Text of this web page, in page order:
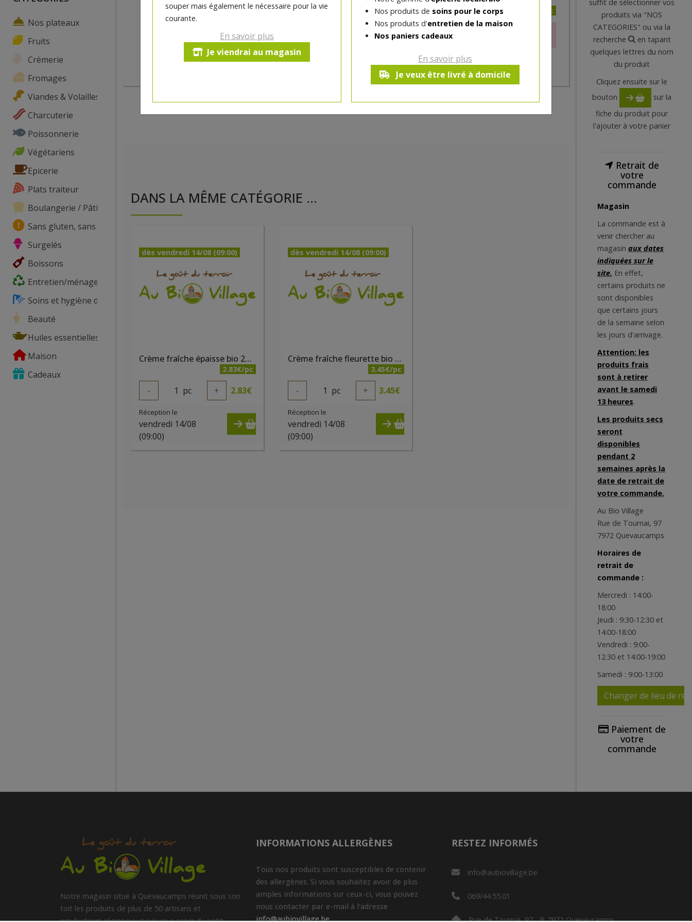
Nos plateaux
Fruits
Crèmerie
Fromages
Viandes & Volailles
Charcuterie
Poissonnerie
Végétariens
Epicerie
Plats traiteur
Boulangerie / Pâtisserie
Sans gluten, sans lactose, ...
Surgelés
Boissons
Entretien/ménage
Soins et hygiène du corps
Beauté
Huiles essentielles
Maison
Cadeaux
souper mais également le nécessaire pour la vie
courante.
En savoir plus
Je viendrai au magasin
Nos produits de soins pour le corps
Nos produits d'entretien de la maison
Nos paniers cadeaux
En savoir plus
Je veux être livré à domicile
3.58€/pc
Ce produit est indisponible pour le moment.
DANS LA MÊME CATÉGORIE ...
dès vendredi 14/08 (09:00)
Crème fraîche épaisse bio 20cl Grandeur Nature
2.83€/pc
- 1 pc + 2.83€
Réception le
vendredi 14/08
(09:00)
dès vendredi 14/08 (09:00)
Crème fraîche fleurette bio 25cl Grandeur Nature
3.45€/pc
- 1 pc + 3.45€
Réception le
vendredi 14/08
(09:00)
suffit de sélectionner vos
produits via "NOS
CATEGORIES" ou via la
recherche
en tapant
quelques lettres du nom
du produit
Cliquez ensuite sur le
bouton
sur la
fiche du produit pour
l'ajouter à votre panier
Retrait de
votre
commande
Magasin
La commande est à
venir chercher au
magasin aux dates
indiquées sur le
site. En effet,
certains produits ne
sont disponibles
que certains jours
de la semaine selon
les jours d'arrivage.
Attention: les
produits frais
sont à retirer
avant le samedi
13 heures.
Les produits secs
seront
disponibles
pendant 2
semaines après la
date de retrait de
votre commande.
Au Bio Village
Rue de Tournai, 97
7972 Quevaucamps
Horaires de
retrait de
commande :
Mercredi : 14:00-
18:00
Jeudi : 9:30-12:30 et
14:00-18:00
Vendredi : 9:00-
12:30 et 14:00-19:00
Samedi : 9:00-13:00
Changer de lieu de
Paiement de
votre
commande
de la réception de
Notre magasin situé à Quevaucamps réunit sous son
toit les produits de plus de 50 artisans et
INFORMATIONS ALLERGÈNES
Tous nos produits sont susceptibles de contenir
des allergènes. Si vous souhaitez avoir de plus
amples informations sur ceux-ci, vous pouvez
nous contacter par e-mail à l'adresse
info@aubiovillage.be
RESTEZ INFORMÉS
info@aubiovillage.be
069/44.55.01
Rue de Tournai, 97 - B-7972 Quevaucamps